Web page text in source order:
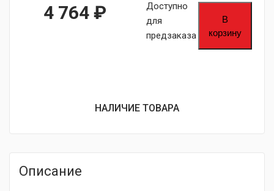
4 764 ₽
Доступно
для
предзаказа
В
корзину
НАЛИЧИЕ ТОВАРА
Описание